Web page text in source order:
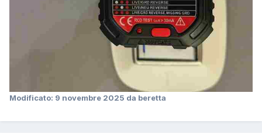
Modificato: 9 novembre 2025 da beretta